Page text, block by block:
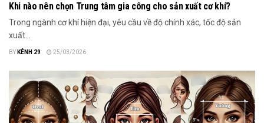
Khi nào nên chọn Trung tâm gia công cho sản xuất cơ khí?
Trong ngành cơ khí hiện đại, yêu cầu về độ chính xác, tốc độ sản
xuất...
BY KÊNH 29 25/03/2026